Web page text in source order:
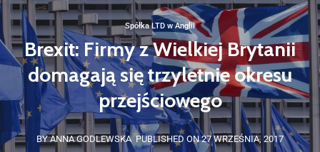
Spółka LTD w Anglii
Brexit: Firmy z Wielkiej Brytanii
domagają się trzyletnie okresu
przejściowego
BY ANNA GODLEWSKA PUBLISHED ON 27 WRZEŚNIA, 2017